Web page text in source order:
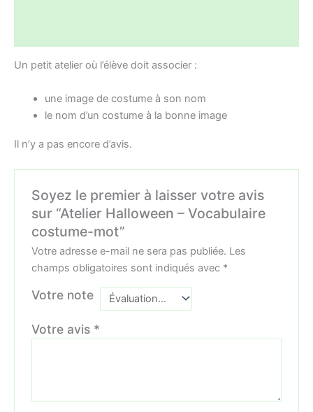
Un petit atelier où l’élève doit associer :
une image de costume à son nom
le nom d’un costume à la bonne image
Il n’y a pas encore d’avis.
Soyez le premier à laisser votre avis
sur “Atelier Halloween – Vocabulaire
costume-mot”
Votre adresse e-mail ne sera pas publiée. Les
champs obligatoires sont indiqués avec *
Votre note
Votre avis *